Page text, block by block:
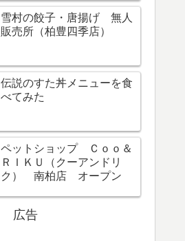
雪村の餃子・唐揚げ 無人
販売所（柏豊四季店）
伝説のすた丼メニューを食
べてみた
ペットショップ Ｃｏｏ＆
ＲＩＫＵ（クーアンドリ
ク） 南柏店 オープン
広告